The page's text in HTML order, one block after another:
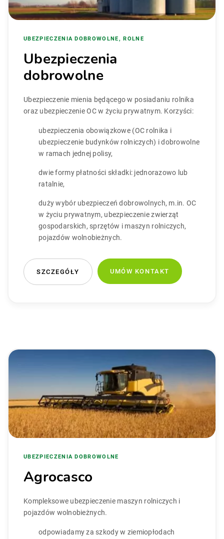
UBEZPIECZENIA DOBROWOLNE, ROLNE
Ubezpieczenia
dobrowolne
Ubezpieczenie mienia będącego w posiadaniu rolnika
oraz ubezpieczenie OC w życiu prywatnym. Korzyści:
ubezpieczenia obowiązkowe (OC rolnika i
ubezpieczenie budynków rolniczych) i dobrowolne
w ramach jednej polisy,
dwie formy płatności składki: jednorazowo lub
ratalnie,
duży wybór ubezpieczeń dobrowolnych, m.in. OC
w życiu prywatnym, ubezpieczenie zwierząt
gospodarskich, sprzętów i maszyn rolniczych,
pojazdów wolnobieżnych.
SZCZEGÓŁY UMÓW KONTAKT
UBEZPIECZENIA DOBROWOLNE
Agrocasco
Kompleksowe ubezpieczenie maszyn rolniczych i
pojazdów wolnobieżnych.
odpowiadamy za szkody w ziemiopłodach